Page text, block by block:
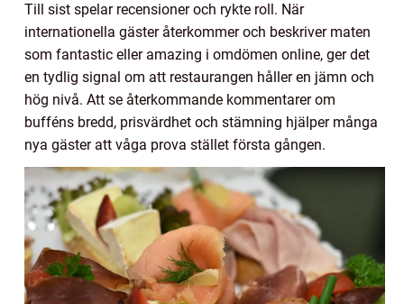
Till sist spelar recensioner och rykte roll. När
internationella gäster återkommer och beskriver maten
som fantastic eller amazing i omdömen online, ger det
en tydlig signal om att restaurangen håller en jämn och
hög nivå. Att se återkommande kommentarer om
bufféns bredd, prisvärdhet och stämning hjälper många
nya gäster att våga prova stället första gången.